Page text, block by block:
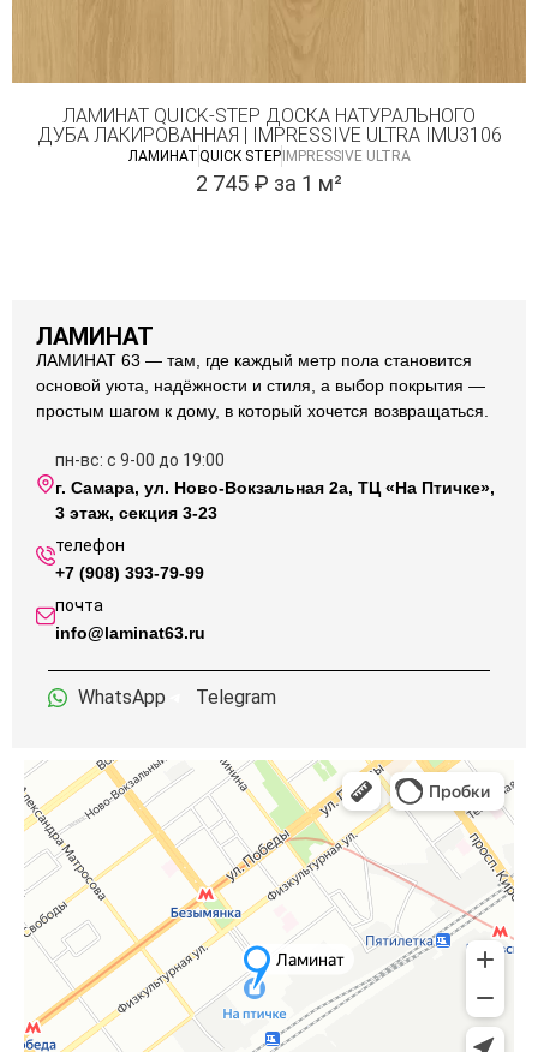
ЛАМИНАТ QUICK-STEP ДОСКА НАТУРАЛЬНОГО
ДУБА ЛАКИРОВАННАЯ | IMPRESSIVE ULTRA IMU3106
ЛАМИНАТQUICK STEPIMPRESSIVE ULTRA
2 745 ₽ за 1 м²
ЛАМИНАТ
ЛАМИНАТ 63 — там, где каждый метр пола становится
основой уюта, надёжности и стиля, а выбор покрытия —
простым шагом к дому, в который хочется возвращаться.
пн-вс: с 9-00 до 19:00
г. Самара, ул. Ново-Вокзальная 2а, ТЦ «На Птичке»,
3 этаж, секция 3-23
телефон
+7 (908) 393-79-99
почта
info@laminat63.ru
WhatsApp Telegram